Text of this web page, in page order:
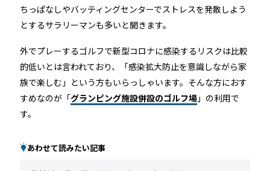
ちっぱなしやバッティングセンターでストレスを発散しよう
とするサラリーマンも多いと聞きます。
外でプレーするゴルフで新型コロナに感染するリスクは比較
的低いとは言われており、「感染拡大防止を意識しながら家
族で楽しむ」という方もいらっしゃいます。そんな方におす
すめなのが「グランピング施設併設のゴルフ場」の利用で
す。
あわせて読みたい記事
機能トップ
ユニバーサルアクセスキー＆かぎ
パス
システム連携
システム連携トップ
連携システム一覧
API連携
製品情報
製品情報トップ
製品ラインナップ
利用事例
利用事例トップ
導入の流れ